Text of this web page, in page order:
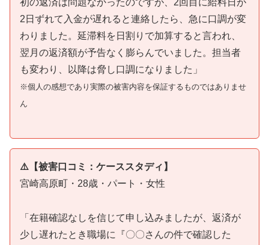
2日ずれて入金が遅れると連絡したら、急に口調が変
わりました。延滞料を日割りで加算すると言われ、
翌月の返済額が予告なく膨らんでいました。担当者
も変わり、以降は脅し口調になりました」
※個人の感想であり実際の被害内容を保証するものではありませ
ん
⚠️【被害口コミ：ケーススタディ】
宮崎高原町・28歳・パート・女性
「在籍確認なしを信じて申し込みましたが、返済が
少し遅れたとき職場に『〇〇さんの件で確認した